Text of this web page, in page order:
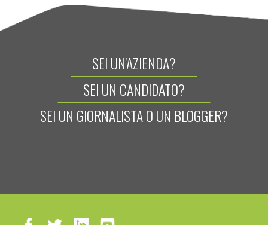
SEI UN'AZIENDA?
SEI UN CANDIDATO?
SEI UN GIORNALISTA O UN BLOGGER?